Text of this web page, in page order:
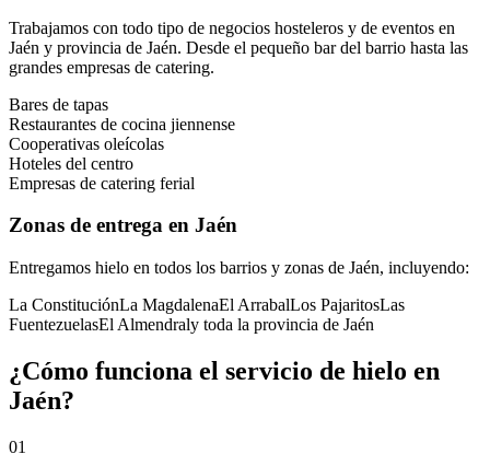
Trabajamos con todo tipo de negocios hosteleros y de eventos en
Jaén y provincia de Jaén. Desde el pequeño bar del barrio hasta las
grandes empresas de catering.
Bares de tapas
Restaurantes de cocina jiennense
Cooperativas oleícolas
Hoteles del centro
Empresas de catering ferial
Zonas de entrega en Jaén
Entregamos hielo en todos los barrios y zonas de Jaén, incluyendo:
La ConstituciónLa MagdalenaEl ArrabalLos PajaritosLas
FuentezuelasEl Almendraly toda la provincia de Jaén
¿Cómo funciona el servicio de hielo en
Jaén?
01